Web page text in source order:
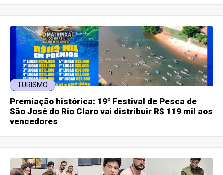
TURISMO
Premiação histórica: 19º Festival de Pesca de
São José do Rio Claro vai distribuir R$ 119 mil aos
vencedores